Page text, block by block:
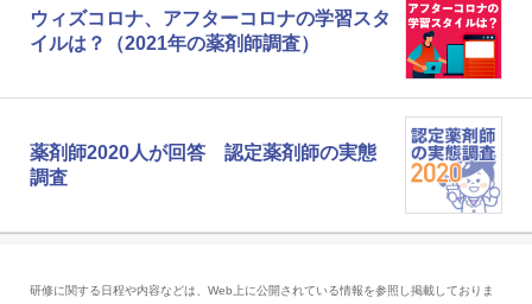
ウィズコロナ、アフターコロナの学習スタ
イルは？（2021年の薬剤師調査）
薬剤師2020人が回答 認定薬剤師の実態
調査
研修に関する日程や内容などは、Web上に公開されている情報を参照し掲載しておりま